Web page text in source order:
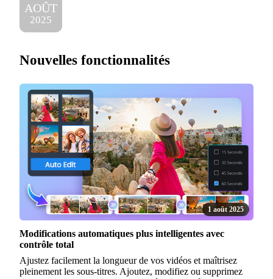
AOÛT
2025
Nouvelles fonctionnalités
1 août 2025
Modifications automatiques plus intelligentes avec
contrôle total
Ajustez facilement la longueur de vos vidéos et maîtrisez
pleinement les sous-titres. Ajoutez, modifiez ou supprimez